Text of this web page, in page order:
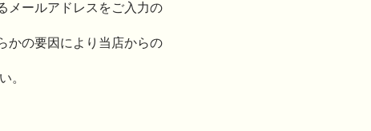
メールアドレスをご入力の
かの要因により当店からの
。